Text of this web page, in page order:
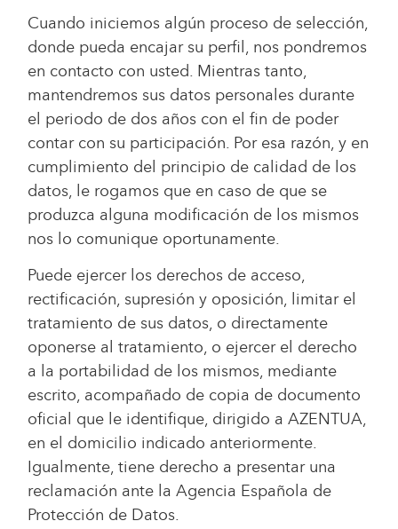
Cuando iniciemos algún proceso de selección,
donde pueda encajar su perfil, nos pondremos
en contacto con usted. Mientras tanto,
mantendremos sus datos personales durante
el periodo de dos años con el fin de poder
contar con su participación. Por esa razón, y en
cumplimiento del principio de calidad de los
datos, le rogamos que en caso de que se
produzca alguna modificación de los mismos
nos lo comunique oportunamente.
Puede ejercer los derechos de acceso,
rectificación, supresión y oposición, limitar el
tratamiento de sus datos, o directamente
oponerse al tratamiento, o ejercer el derecho
a la portabilidad de los mismos, mediante
escrito, acompañado de copia de documento
oficial que le identifique, dirigido a AZENTUA,
en el domicilio indicado anteriormente.
Igualmente, tiene derecho a presentar una
reclamación ante la Agencia Española de
Protección de Datos.